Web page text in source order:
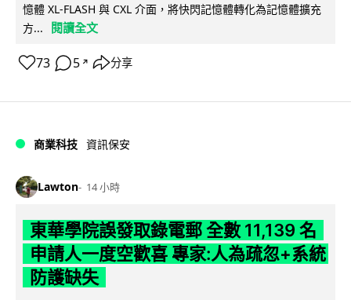
憶體 XL-FLASH 與 CXL 介面，將快閃記憶體轉化為記憶體擴充
方...
閱讀全文
73 5 ↗ 分享
商業科技 資訊保安
Lawton 14 小時
東華學院誤發取錄電郵 全數 11,139 名
申請人一度空歡喜 專家:人為疏忽+系統
防護缺失